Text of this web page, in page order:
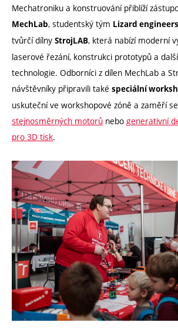
Mechatroniku a konstruování přiblíží
MechLab, studentský tým Lizard engineers
tvůrčí dílny StrojLAB, která nabízí moderní
laserové řezání, konstrukci prototypů a
technologie. Odborníci z dílen MechLab a
návštěvníky připravili také speciální
uskuteční ve workshopové zóně a zaměří
stejnosměrných motorů nebo generativní
pro 3D tisk.